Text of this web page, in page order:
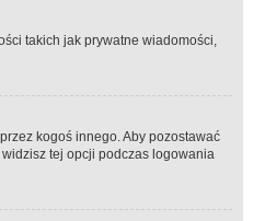
takich jak prywatne wiadomości,
kogoś innego. Aby pozostawać
tej opcji podczas logowania